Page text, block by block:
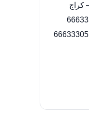
كراج
كراج تصليح انفوي الكويت 66633305